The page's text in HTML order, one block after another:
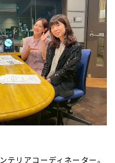
テリアコーディネーター。